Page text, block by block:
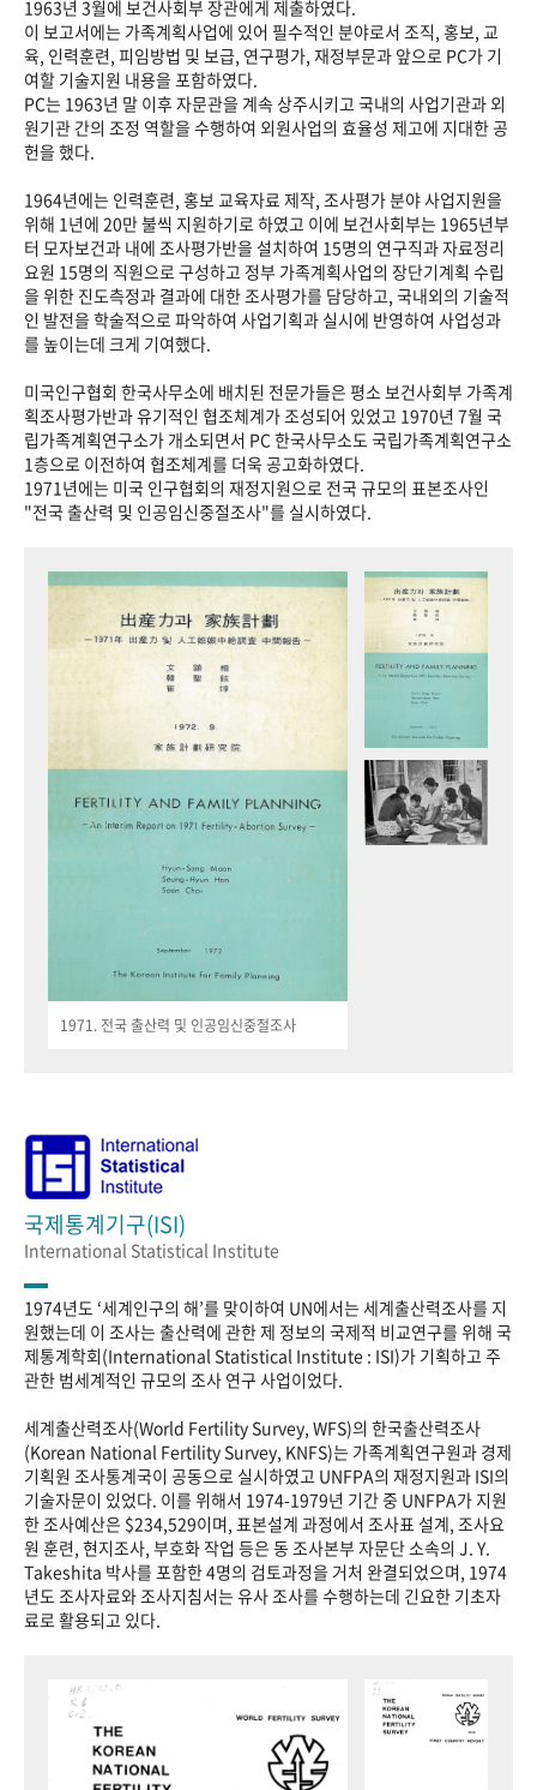
1963년 3월에 보건사회부 장관에게 제출하였다.
이 보고서에는 가족계획사업에 있어 필수적인 분야로서 조직, 홍보, 교
육, 인력훈련, 피임방법 및 보급, 연구평가, 재정부문과 앞으로 PC가 기
여할 기술지원 내용을 포함하였다.
PC는 1963년 말 이후 자문관을 계속 상주시키고 국내의 사업기관과 외
원기관 간의 조정 역할을 수행하여 외원사업의 효율성 제고에 지대한 공
헌을 했다.
1964년에는 인력훈련, 홍보 교육자료 제작, 조사평가 분야 사업지원을
위해 1년에 20만 불씩 지원하기로 하였고 이에 보건사회부는 1965년부
터 모자보건과 내에 조사평가반을 설치하여 15명의 연구직과 자료정리
요원 15명의 직원으로 구성하고 정부 가족계획사업의 장단기계획 수립
을 위한 진도측정과 결과에 대한 조사평가를 담당하고, 국내외의 기술적
인 발전을 학술적으로 파악하여 사업기획과 실시에 반영하여 사업성과
를 높이는데 크게 기여했다.
미국인구협회 한국사무소에 배치된 전문가들은 평소 보건사회부 가족계
획조사평가반과 유기적인 협조체계가 조성되어 있었고 1970년 7월 국
립가족계획연구소가 개소되면서 PC 한국사무소도 국립가족계획연구소
1층으로 이전하여 협조체계를 더욱 공고화하였다.
1971년에는 미국 인구협회의 재정지원으로 전국 규모의 표본조사인
"전국 출산력 및 인공임신중절조사"를 실시하였다.
1971. 전국 출산력 및 인공임신중절조사
국제통계기구(ISI)
International Statistical Institute
1974년도 ‘세계인구의 해’를 맞이하여 UN에서는 세계출산력조사를 지
원했는데 이 조사는 출산력에 관한 제 정보의 국제적 비교연구를 위해 국
제통계학회(International Statistical Institute : ISI)가 기획하고 주
관한 범세계적인 규모의 조사 연구 사업이었다.
세계출산력조사(World Fertility Survey, WFS)의 한국출산력조사
(Korean National Fertility Survey, KNFS)는 가족계획연구원과 경제
기획원 조사통계국이 공동으로 실시하였고 UNFPA의 재정지원과 ISI의
기술자문이 있었다. 이를 위해서 1974-1979년 기간 중 UNFPA가 지원
한 조사예산은 $234,529이며, 표본설계 과정에서 조사표 설계, 조사요
원 훈련, 현지조사, 부호화 작업 등은 동 조사본부 자문단 소속의 J. Y.
Takeshita 박사를 포함한 4명의 검토과정을 거처 완결되었으며, 1974
년도 조사자료와 조사지침서는 유사 조사를 수행하는데 긴요한 기초자
료로 활용되고 있다.